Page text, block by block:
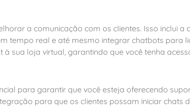
a comunicação com os clientes. Isso inclui
tempo real e até mesmo integrar chatbots para
sua loja virtual, garantindo que você tenha
para garantir que você esteja oferecendo
para que os clientes possam iniciar chats